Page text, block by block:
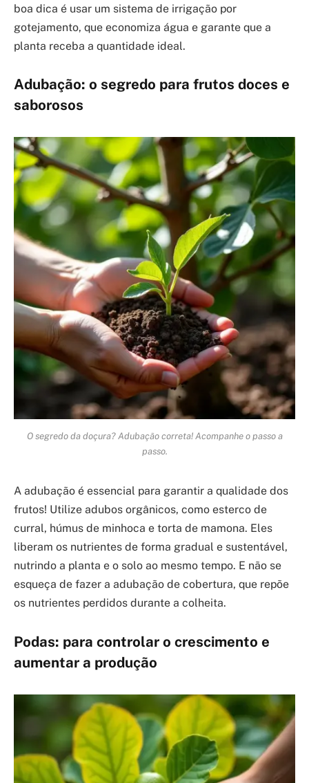
boa dica é usar um sistema de irrigação por
gotejamento, que economiza água e garante que a
planta receba a quantidade ideal.
Adubação: o segredo para frutos doces e
saborosos
O segredo da doçura? Adubação correta! Acompanhe o passo a
passo.
A adubação é essencial para garantir a qualidade dos
frutos! Utilize adubos orgânicos, como esterco de
curral, húmus de minhoca e torta de mamona. Eles
liberam os nutrientes de forma gradual e sustentável,
nutrindo a planta e o solo ao mesmo tempo. E não se
esqueça de fazer a adubação de cobertura, que repõe
os nutrientes perdidos durante a colheita.
Podas: para controlar o crescimento e
aumentar a produção